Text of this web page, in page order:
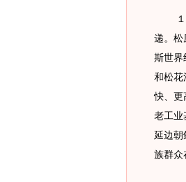
１５
递。松
斯世界
和松花
快、更
老工
延边
族群众